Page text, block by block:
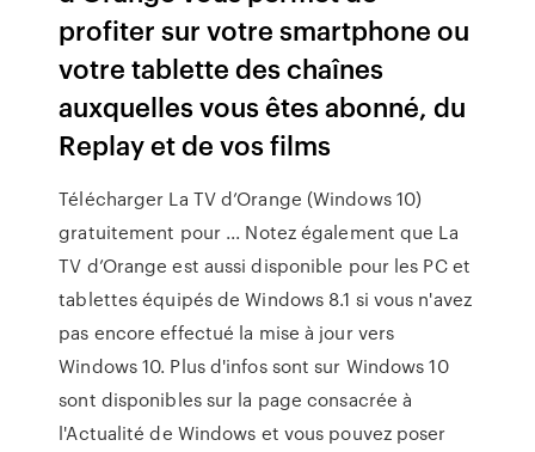
profiter sur votre smartphone ou
votre tablette des chaînes
auxquelles vous êtes abonné, du
Replay et de vos films
Télécharger La TV d’Orange (Windows 10)
gratuitement pour ... Notez également que La
TV d’Orange est aussi disponible pour les PC et
tablettes équipés de Windows 8.1 si vous n'avez
pas encore effectué la mise à jour vers
Windows 10. Plus d'infos sont sur Windows 10
sont disponibles sur la page consacrée à
l'Actualité de Windows et vous pouvez poser